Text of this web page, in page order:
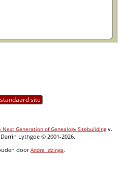
site
Next Generation of Genealogy Sitebuildingv.
Lythgoe © 2001-2026.
doorAndre Idzinga.